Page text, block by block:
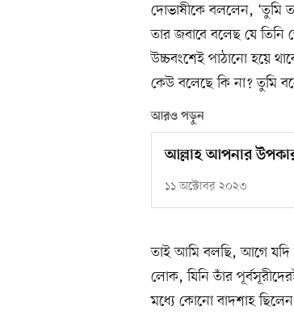
দোভাষীকে বললেন, ‘তুমি
তার জবাবে বলেছ যে তিনি
উচ্চবংশেই পাঠানো হয়ে
কেউ বলেছে কি না? তুমি
আরও পড়ুন
আল্লাহ আপনার
১১ অক্টোবর ২০২৩
তাই আমি বলছি, আগে
লোক, যিনি তাঁর
মধ্যে কোনো বাদশাহ